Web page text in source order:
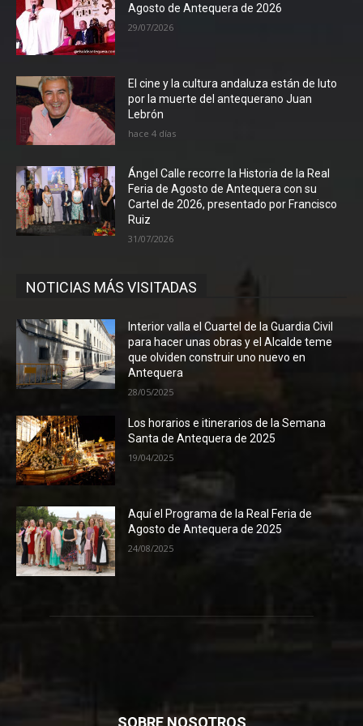
Agosto de Antequera de 2026
29/07/2026
El cine y la cultura andaluza están de luto
por la muerte del antequerano Juan
Lebrón
hace 4 días
Ángel Calle recorre la Historia de la Real
Feria de Agosto de Antequera con su
Cartel de 2026, presentado por Francisco
Ruiz
31/07/2026
NOTICIAS MÁS VISITADAS
Interior valla el Cuartel de la Guardia Civil
para hacer unas obras y el Alcalde teme
que olviden construir uno nuevo en
Antequera
28/05/2025
Los horarios e itinerarios de la Semana
Santa de Antequera de 2025
19/04/2025
Aquí el Programa de la Real Feria de
Agosto de Antequera de 2025
24/08/2025
SOBRE NOSOTROS